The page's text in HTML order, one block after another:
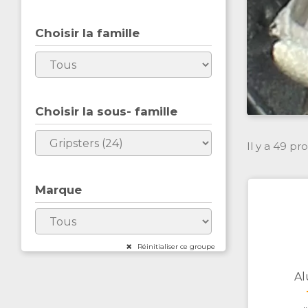
Choisir la famille
Choisir la sous- famille
Réinitialiser ce groupe
Marque
Il y a 49